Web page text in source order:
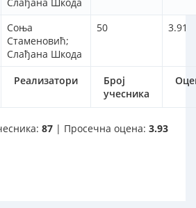
Реализатори
Број
учесника
Соња
Стаменовић;
Слађана Шкода
50 3.91
87 | Просечна оцена: 3.93